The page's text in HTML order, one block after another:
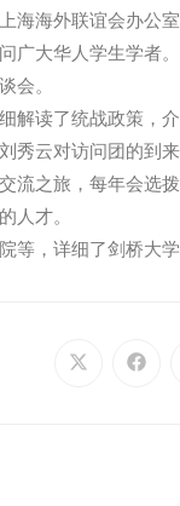
海海外联谊会办公
广大华人学生学者
会。
解读了统战政策，
秀云对访问团的到
流之旅，每年会选
人才。
，详细了剑桥大